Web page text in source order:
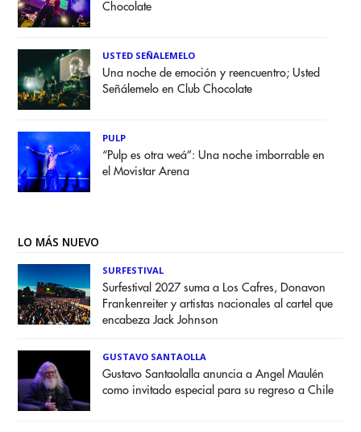
Chocolate
USTED SEÑALEMELO
Una noche de emoción y reencuentro; Usted
Señálemelo en Club Chocolate
PULP
“Pulp es otra weá”: Una noche imborrable en
el Movistar Arena
LO MÁS NUEVO
SURFESTIVAL
Surfestival 2027 suma a Los Cafres, Donavon
Frankenreiter y artistas nacionales al cartel que
encabeza Jack Johnson
GUSTAVO SANTAOLLA
Gustavo Santaolalla anuncia a Angel Maulén
como invitado especial para su regreso a Chile